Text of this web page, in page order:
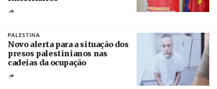
PALESTINA
Novo alerta para a situação dos
presos palestinianos nas
cadeias da ocupação